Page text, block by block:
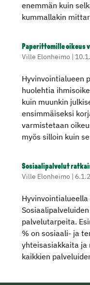
enemmän kuin
kummallakin
Paperittomille oikeus
Ville Elonheimo |
Hyvinvointialueen
huolehtia
kuin muunkin
ensimmäiseksi
varmistetaan
myös silloin kuin
Sosiaalipalvelut
Ville Elonheimo |
palvelutarpeita.
% on sosiaali- ja
yhteisasiakkaita ja
kaikkien